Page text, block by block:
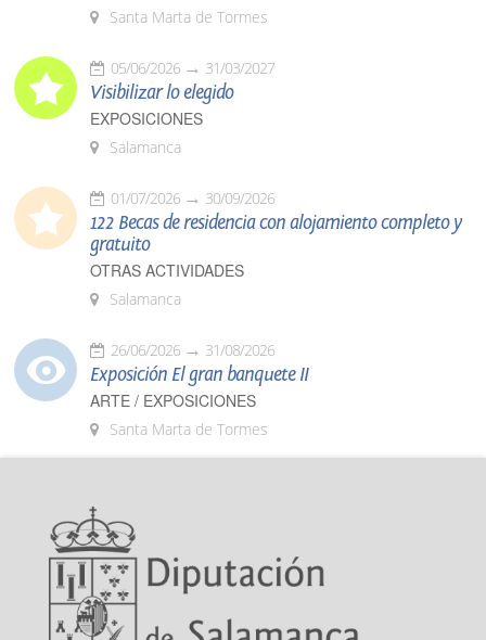
Santa Marta de Tormes
05/06/2026 31/03/2027
Visibilizar lo elegido
EXPOSICIONES
Salamanca
01/07/2026 30/09/2026
122 Becas de residencia con alojamiento completo y
gratuito
OTRAS ACTIVIDADES
Salamanca
26/06/2026 31/08/2026
Exposición El gran banquete II
ARTE / EXPOSICIONES
Santa Marta de Tormes